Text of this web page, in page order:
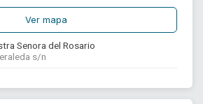
Ver mapa
Senora del Rosario
s/n